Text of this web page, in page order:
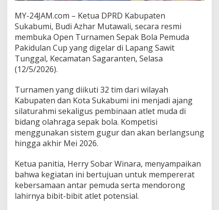
a
h
P
e
m
b
a
n
G
e
n
e
r
s
i
M
u
d
MY-24JAM.com – Ketua DPRD Kabupaten
Sukabumi, Budi Azhar Mutawali, secara resmi
membuka Open Turnamen Sepak Bola Pemuda
Pakidulan Cup yang digelar di Lapang Sawit
Tunggal, Kecamatan Sagaranten, Selasa
(12/5/2026).
Turnamen yang diikuti 32 tim dari wilayah
Kabupaten dan Kota Sukabumi ini menjadi ajang
silaturahmi sekaligus pembinaan atlet muda di
bidang olahraga sepak bola. Kompetisi
menggunakan sistem gugur dan akan berlangsung
hingga akhir Mei 2026.
Ketua panitia, Herry Sobar Winara, menyampaikan
bahwa kegiatan ini bertujuan untuk mempererat
kebersamaan antar pemuda serta mendorong
lahirnya bibit-bibit atlet potensial.